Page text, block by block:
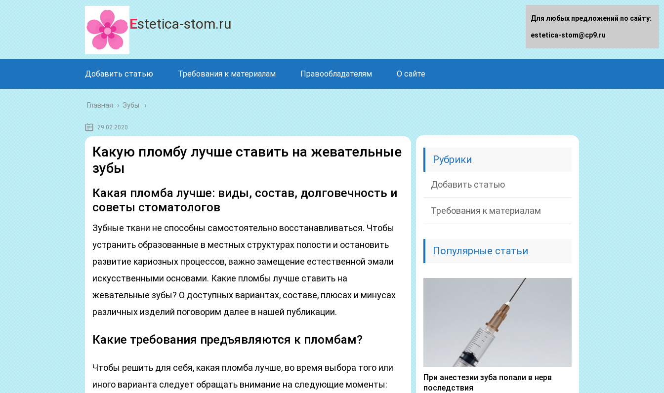
Estetica-stom.ru
Добавить статью Требования к материалам Правообладателям О сайте
Главная › Зубы
29.02.2020
Какую пломбу лучше ставить на жевательные
зубы
Какая пломба лучше: виды, состав, долговечность и
советы стоматологов
Зубные ткани не способны самостоятельно восстанавливаться. Чтобы
устранить образованные в местных структурах полости и остановить
развитие кариозных процессов, важно замещение естественной эмали
искусственными основами. Какие пломбы лучше ставить на
жевательные зубы? О доступных вариантах, составе, плюсах и минусах
различных изделий поговорим далее в нашей публикации.
Какие требования предъявляются к пломбам?
Чтобы решить для себя, какая пломба лучше, во время выбора того или
иного варианта следует обращать внимание на следующие моменты:
Рубрики
Добавить статью
Требования к материалам
Популярные статьи
При анестезии зуба попали в нерв
последствия
Для любых предложений по сайту:
estetica-stom@cp9.ru